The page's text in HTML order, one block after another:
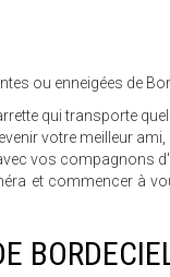
ou enneigées de
qui transporte
votre meilleur
vos compagnons
et commencer à